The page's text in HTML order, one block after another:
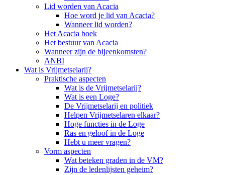
Lid worden van Acacia
Hoe word je lid van Acacia?
Wanneer lid worden?
Het Acacia boek
Het bestuur van Acacia
Wanneer zijn de bijeenkomsten?
ANBI
Wat is Vrijmetselarij?
Praktische aspecten
Wat is de Vrijmetselarij?
Wat is een Loge?
De Vrijmetselarij en politiek
Helpen Vrijmetselaren elkaar?
Hoge functies in de Loge
Ras en geloof in de Loge
Hebt u meer vragen?
Vorm aspecten
Wat beteken graden in de VM?
Zijn de ledenlijsten geheim?